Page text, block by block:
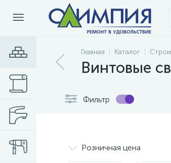
Главная Каталог
Винтовые
Фильтр
Розничная цена